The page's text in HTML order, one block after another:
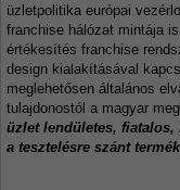
üzletpolitika európai
franchise hálózat mintája
értékesítés franchise
design kialakításával
meglehetősen általános
tulajdonostól a magyar
üzlet lendületes,
a tesztelésre szánt